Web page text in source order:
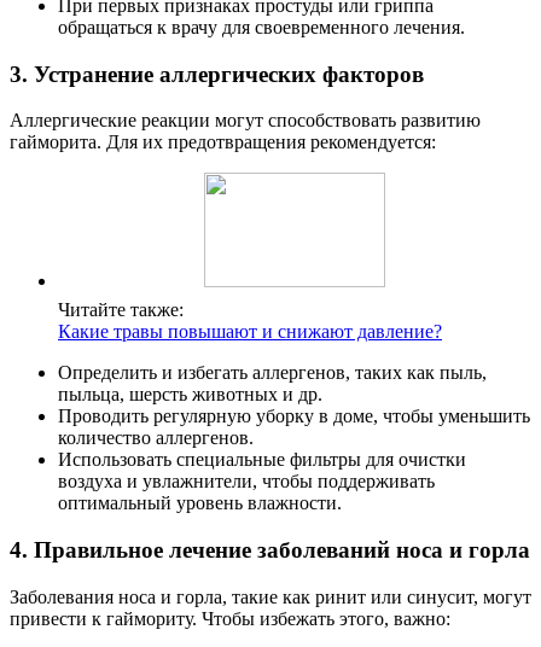
При первых признаках простуды или гриппа
обращаться к врачу для своевременного лечения.
3. Устранение аллергических факторов
Аллергические реакции могут способствовать развитию
гайморита. Для их предотвращения рекомендуется:
Читайте также:
Какие травы повышают и снижают давление?
Определить и избегать аллергенов, таких как пыль,
пыльца, шерсть животных и др.
Проводить регулярную уборку в доме, чтобы уменьшить
количество аллергенов.
Использовать специальные фильтры для очистки
воздуха и увлажнители, чтобы поддерживать
оптимальный уровень влажности.
4. Правильное лечение заболеваний носа и горла
Заболевания носа и горла, такие как ринит или синусит, могут
привести к гаймориту. Чтобы избежать этого, важно: